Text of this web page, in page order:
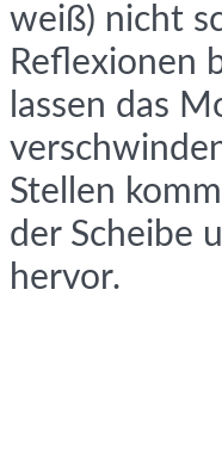
weiß) nicht
Reflexionen
lassen das
Stellen
der Scheibe
hervor.